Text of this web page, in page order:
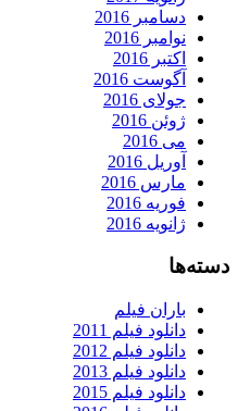
دسامبر 2016
نوامبر 2016
اکتبر 2016
آگوست 2016
جولای 2016
ژوئن 2016
می 2016
آوریل 2016
مارس 2016
فوریه 2016
ژانویه 2016
دسته‌ها
باران فیلم
دانلود فیلم 2011
دانلود فیلم 2012
دانلود فیلم 2013
دانلود فیلم 2015